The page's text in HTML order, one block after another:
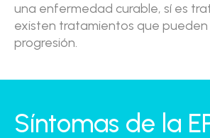
una enfermedad curable, sí es
existen tratamientos que pueden
progresión.
Síntomas de la